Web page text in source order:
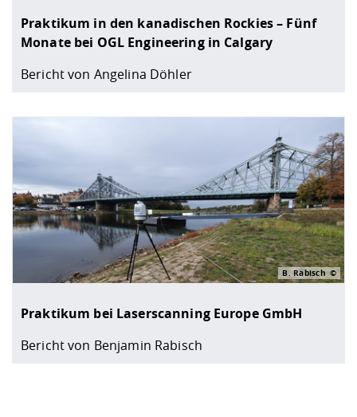
Praktikum in den kanadischen Rockies – Fünf
Monate bei OGL Engineering in Calgary
Bericht von Angelina Döhler
Praktikum bei Laserscanning Europe GmbH
Bericht von Benjamin Rabisch
B. Rabisch